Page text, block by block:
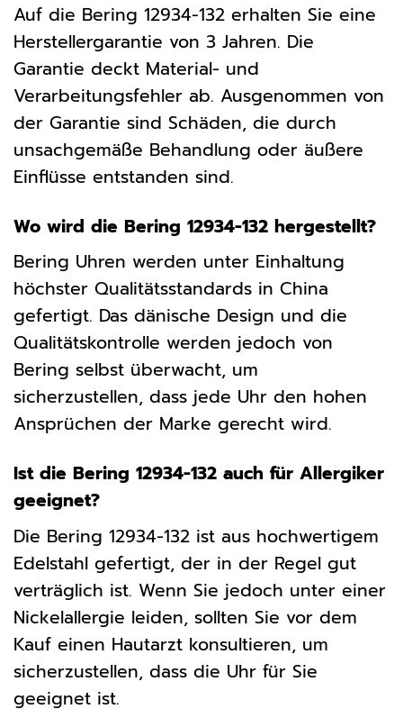
Auf die Bering 12934-132 erhalten Sie eine
Herstellergarantie von 3 Jahren. Die
Garantie deckt Material- und
Verarbeitungsfehler ab. Ausgenommen von
der Garantie sind Schäden, die durch
unsachgemäße Behandlung oder äußere
Einflüsse entstanden sind.
Wo wird die Bering 12934-132 hergestellt?
Bering Uhren werden unter Einhaltung
höchster Qualitätsstandards in China
gefertigt. Das dänische Design und die
Qualitätskontrolle werden jedoch von
Bering selbst überwacht, um
sicherzustellen, dass jede Uhr den hohen
Ansprüchen der Marke gerecht wird.
Ist die Bering 12934-132 auch für Allergiker
geeignet?
Die Bering 12934-132 ist aus hochwertigem
Edelstahl gefertigt, der in der Regel gut
verträglich ist. Wenn Sie jedoch unter einer
Nickelallergie leiden, sollten Sie vor dem
Kauf einen Hautarzt konsultieren, um
sicherzustellen, dass die Uhr für Sie
geeignet ist.